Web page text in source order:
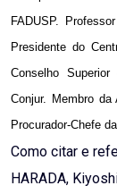
FADUSP.
Presidente do
Conselho
Conjur. Membro
Procurador-Chefe
Como citar e
HARADA,